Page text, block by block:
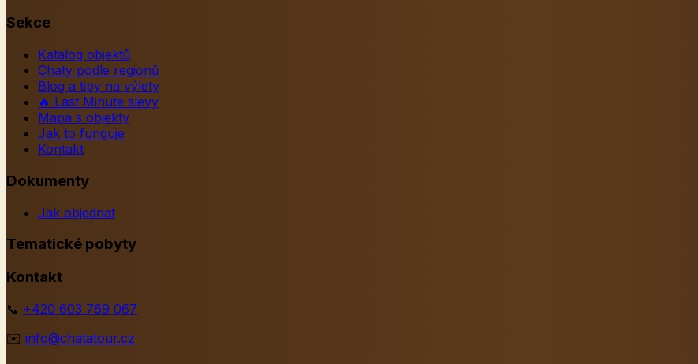
Sekce
Katalog objektů
Chaty podle regionů
Blog a tipy na výlety
🔥 Last Minute slevy
Mapa s objekty
Jak to funguje
Kontakt
Dokumenty
Jak objednat
Tematické pobyty
Kontakt
📞 +420 603 769 067
✉️ info@chatatour.cz